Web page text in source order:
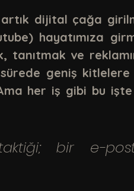
dijital çağa
hayatımıza
tanıtmak ve
geniş kitlelere
her iş gibi bu